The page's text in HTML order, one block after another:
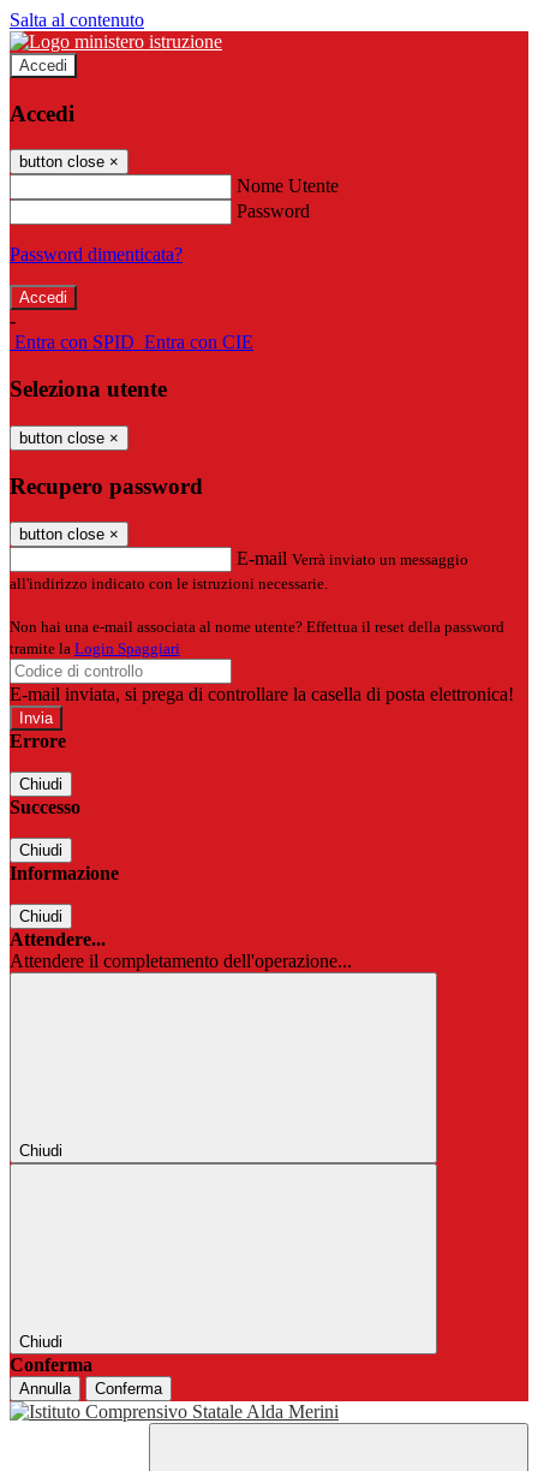
Salta al contenuto
Accedi
Accedi
button close ×
Nome Utente
Password
Password dimenticata?
-
Entra con SPID Entra con CIE
Seleziona utente
button close ×
Recupero password
button close ×
E-mail Verrà inviato un messaggio
all'indirizzo indicato con le istruzioni necessarie.
Non hai una e-mail associata al nome utente? Effettua il reset della password
tramite la Login Spaggiari
E-mail inviata, si prega di controllare la casella di posta elettronica!
Errore
Chiudi
Successo
Chiudi
Informazione
Chiudi
Attendere...
Attendere il completamento dell'operazione...
Chiudi
Chiudi
Conferma
Annulla Conferma